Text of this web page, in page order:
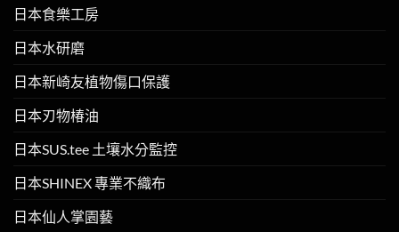
日本食樂工房
日本水研磨
日本新崎友植物傷口保護
日本刃物椿油
日本SUS.tee 土壤水分監控
日本SHINEX 專業不織布
日本仙人掌園藝